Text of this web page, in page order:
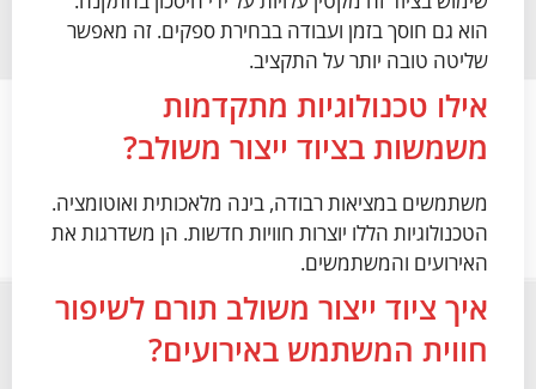
הוא גם חוסך בזמן ועבודה בבחירת ספקים. זה מאפשר
שליטה טובה יותר על התקציב.
אילו טכנולוגיות מתקדמות
משמשות בציוד ייצור משולב?
משתמשים במציאות רבודה, בינה מלאכותית ואוטומציה.
הטכנולוגיות הללו יוצרות חוויות חדשות. הן משדרגות את
האירועים והמשתמשים.
איך ציוד ייצור משולב תורם לשיפור
חווית המשתמש באירועים?